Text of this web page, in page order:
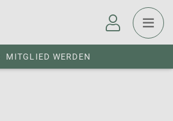
MITGLIED WERDEN